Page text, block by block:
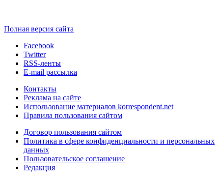
Полная версия сайта
Facebook
Twitter
RSS-ленты
E-mail рассылка
Контакты
Реклама на сайте
Использование материалов korrespondent.net
Правила пользования сайтом
Договор пользования сайтом
Политика в сфере конфиденциальности и персональных
данных
Пользовательское соглашение
Редакция